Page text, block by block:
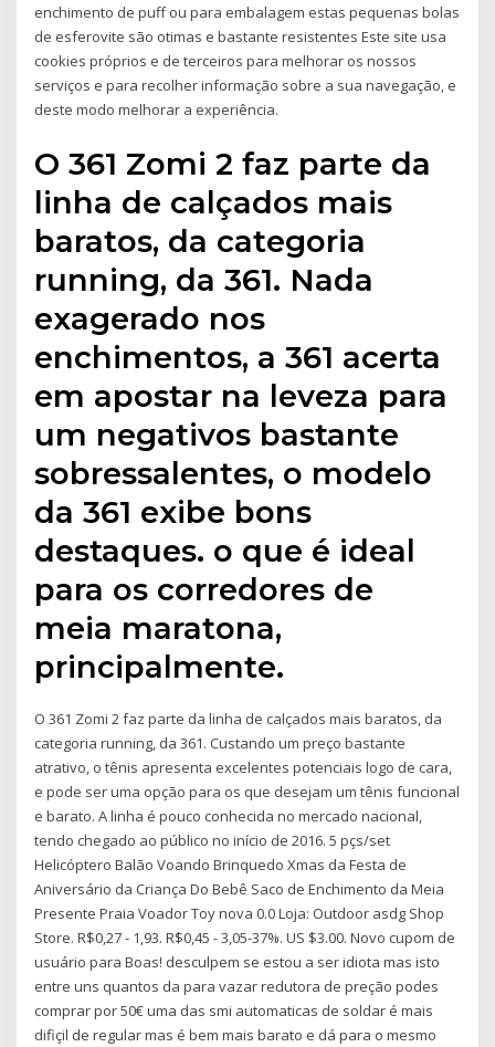
enchimento de puff ou para embalagem estas pequenas bolas
de esferovite são otimas e bastante resistentes Este site usa
cookies próprios e de terceiros para melhorar os nossos
serviços e para recolher informação sobre a sua navegação, e
deste modo melhorar a experiência.
O 361 Zomi 2 faz parte da
linha de calçados mais
baratos, da categoria
running, da 361. Nada
exagerado nos
enchimentos, a 361 acerta
em apostar na leveza para
um negativos bastante
sobressalentes, o modelo
da 361 exibe bons
destaques. o que é ideal
para os corredores de
meia maratona,
principalmente.
O 361 Zomi 2 faz parte da linha de calçados mais baratos, da
categoria running, da 361. Custando um preço bastante
atrativo, o tênis apresenta excelentes potenciais logo de cara,
e pode ser uma opção para os que desejam um tênis funcional
e barato. A linha é pouco conhecida no mercado nacional,
tendo chegado ao público no início de 2016. 5 pçs/set
Helicóptero Balão Voando Brinquedo Xmas da Festa de
Aniversário da Criança Do Bebê Saco de Enchimento da Meia
Presente Praia Voador Toy nova 0.0 Loja: Outdoor asdg Shop
Store. R$0,27 - 1,93. R$0,45 - 3,05-37%. US $3.00. Novo cupom de
usuário para Boas! desculpem se estou a ser idiota mas isto
entre uns quantos da para vazar redutora de preção podes
comprar por 50€ uma das smi automaticas de soldar é mais
difiçil de regular mas é bem mais barato e dá para o mesmo